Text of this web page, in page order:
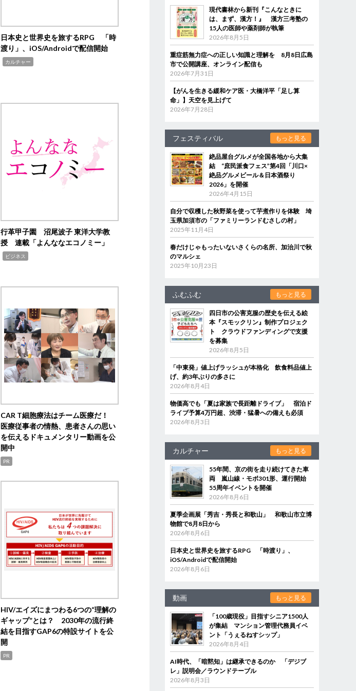
日本史と世界史を旅するRPG 「時
渡り」、iOS/Androidで配信開始
カルチャー
行革甲子園 沼尾波子 東洋大学教
授 連載「よんななエコノミー」
ビジネス
CAR T細胞療法はチーム医療だ！
医療従事者の情熱、患者さんの思い
を伝えるドキュメンタリー動画を公
開中
PR
HIV/エイズにまつわる6つの“理解の
ギャップ”とは？ 2030年の流行終
結を目指すGAP6の特設サイトを公
開
PR
現代書林から新刊『こんなときに
は、まず、漢方！』 漢方三考塾の
15人の医師や薬剤師が執筆
2026年8月5日
重症筋無力症への正しい知識と理解を 8月8日広島
市で公開講座、オンライン配信も
2026年7月31日
【がんを生きる緩和ケア医・大橋洋平「足し算
命」】天空を見上げて
2026年7月28日
フェスティバル もっと見る
絶品屋台グルメが全国各地から大集
結 “庶民派食フェス”第4回「川口×
絶品グルメビール＆日本酒祭り
2026」を開催
2026年4月15日
自分で収穫した秋野菜を使って芋煮作りを体験 埼
玉県加須市の「ファミリーランドむさしの村」
2025年11月4日
春だけじゃもったいないさくらの名所、加治川で秋
のマルシェ
2025年10月23日
ふむふむ もっと見る
四日市の公害克服の歴史を伝える絵
本『スモックリン』制作プロジェク
ト クラウドファンディングで支援
を募集
2026年8月5日
「中東発」値上げラッシュが本格化 飲食料品値上
げ、約3年ぶりの多さに
2026年8月4日
物価高でも「夏は家族で長距離ドライブ」 宿泊ド
ライブ予算4万円超、渋滞・猛暑への備えも必須
2026年8月3日
カルチャー もっと見る
55年間、京の街を走り続けてきた車
両 嵐山線・モボ301形、運行開始
55周年イベントを開催
2026年8月6日
夏季企画展「秀吉・秀長と和歌山」 和歌山市立博
物館で8月8日から
2026年8月6日
日本史と世界史を旅するRPG 「時渡り」、
iOS/Androidで配信開始
2026年8月6日
動画 もっと見る
「100歳現役」目指すシニア1500人
が集結 マンション管理代務員イベ
ント「うぇるねすシップ」
2026年8月4日
AI時代、「暗黙知」は継承できるのか 「デジブ
レ」説明会／ラウンドテーブル
2026年8月3日